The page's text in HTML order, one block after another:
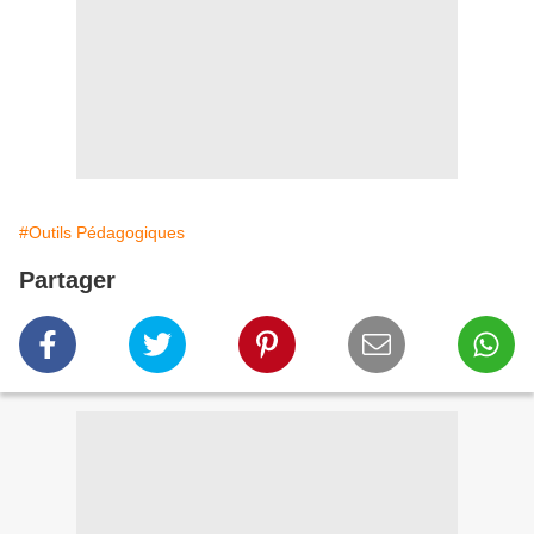
#Outils Pédagogiques
Partager